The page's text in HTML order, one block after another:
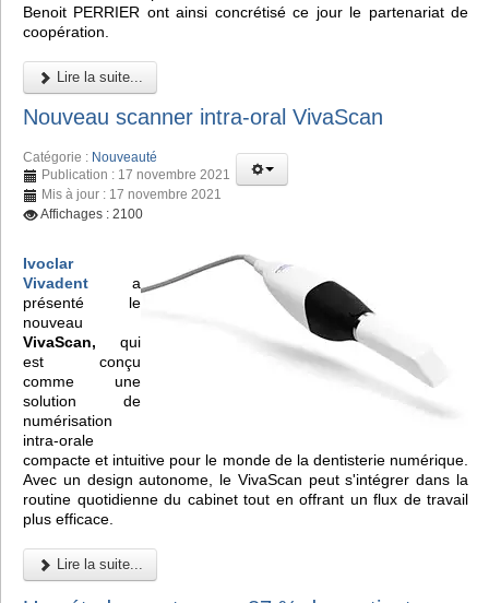
Benoit PERRIER ont ainsi concrétisé ce jour le partenariat de
coopération.
Lire la suite...
Nouveau scanner intra-oral VivaScan
Catégorie : Nouveauté
Publication : 17 novembre 2021
Mis à jour : 17 novembre 2021
Affichages : 2100
Ivoclar
Vivadent a
présenté le
nouveau
VivaScan, qui
est conçu
comme une
solution de
numérisation
intra-orale
compacte et intuitive pour le monde de la dentisterie numérique.
Avec un design autonome, le VivaScan peut s'intégrer dans la
routine quotidienne du cabinet tout en offrant un flux de travail
plus efficace.
Lire la suite...